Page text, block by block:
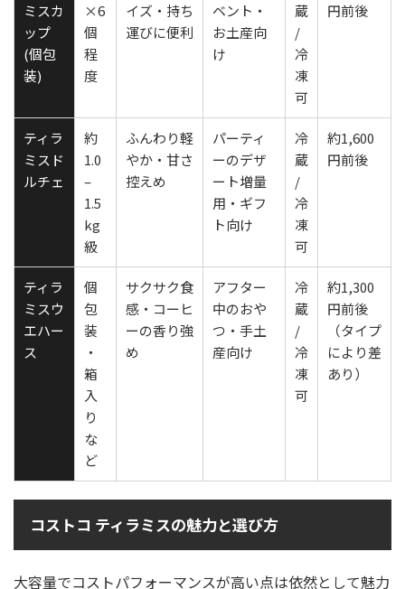
ミスカ
ップ
(個包
装)
×6
個
程
度
イズ・持ち
運びに便利
ベント・
お土産向
け
蔵
/
冷
凍
可
円前後
ティラ
ミスド
ルチェ
約
1.0
–
1.5
kg
級
ふんわり軽
やか・甘さ
控えめ
パーティ
ーのデザ
ート増量
用・ギフ
ト向け
冷
蔵
/
冷
凍
可
約1,600
円前後
ティラ
ミスウ
エハー
ス
個
包
装
・
箱
入
り
な
ど
サクサク食
感・コーヒ
ーの香り強
め
アフター
中のおや
つ・手土
産向け
冷
蔵
/
冷
凍
可
約1,300
円前後
（タイプ
により差
あり）
コストコ ティラミスの魅力と選び方
大容量でコストパフォーマンスが高い点は依然として魅力